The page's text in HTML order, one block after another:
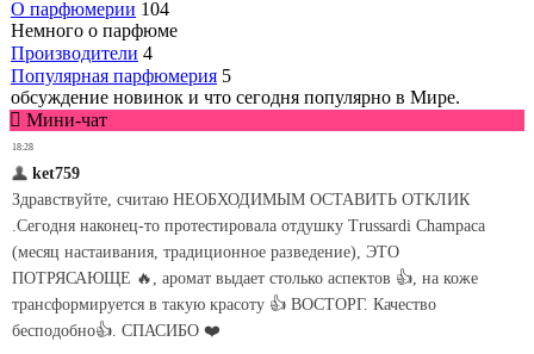
О парфюмерии 104
Немного о парфюме
Производители 4
Популярная парфюмерия 5
обсуждение новинок и что сегодня популярно в Мире.
Мини-чат